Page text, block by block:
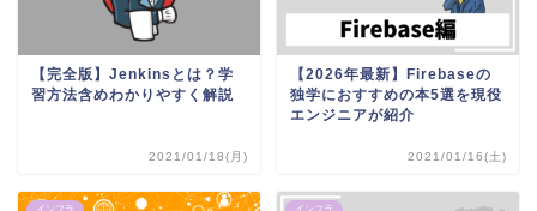
【完全版】Jenkinsとは？学
習方法含めわかりやすく解説
2021/01/18(月)
【2026年最新】Firebaseの
独学におすすめの本5選を現役
エンジニアが紹介
2021/01/16(土)